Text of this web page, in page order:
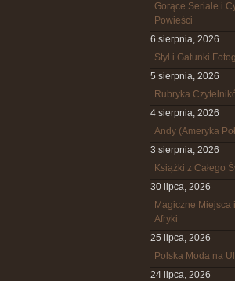
Gorące Seriale i
Powieści
6 sierpnia, 2026
Styl i Gatunki
5 sierpnia, 2026
Rubryka
4 sierpnia, 2026
Andy (Ameryka
3 sierpnia, 2026
Książki z Całego
30 lipca, 2026
Magiczne Miejsca
Afryki
25 lipca, 2026
Polska Moda na
24 lipca, 2026